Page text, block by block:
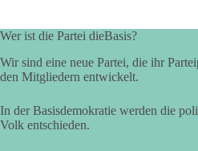
24 6 2
2 Tage(n) zuvor
Wer ist die Partei dieBasis?
Wir sind eine neue Partei, die ihr
den Mitgliedern entwickelt.
In der Basisdemokratie werden die
Volk entschieden.